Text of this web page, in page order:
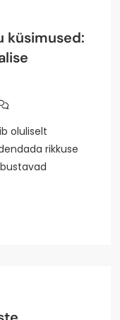
küsimused:
oluliselt
rikkuse